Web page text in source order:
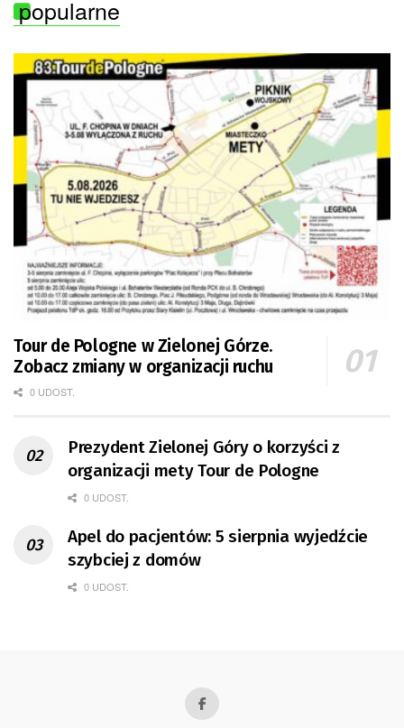
popularne
Tour de Pologne w Zielonej Górze.
Zobacz zmiany w organizacji ruchu
0 UDOST.
Prezydent Zielonej Góry o korzyści z
organizacji mety Tour de Pologne
0 UDOST.
Apel do pacjentów: 5 sierpnia wyjedźcie
szybciej z domów
0 UDOST.